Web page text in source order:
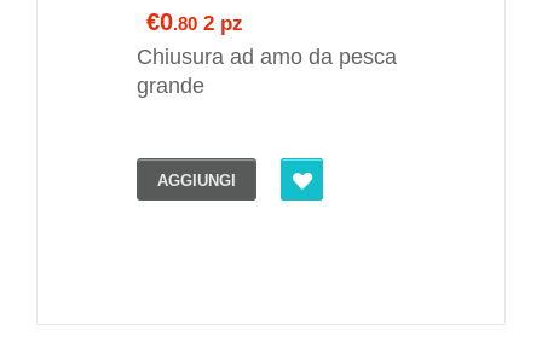
€0.80 2 pz
Chiusura ad amo da pesca
grande
AGGIUNGI